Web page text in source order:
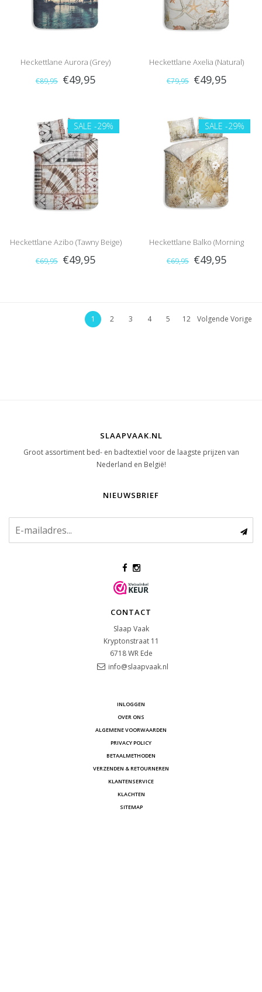
Heckettlane Aurora (Grey)
€89,95 €49,95
Heckettlane Axelia (Natural)
€79,95 €49,95
SALE -29%
Heckettlane Azibo (Tawny Beige)
€69,95 €49,95
SALE -29%
Heckettlane Balko (Morning
€69,95 €49,95
1 2 3 4 5 12 Volgende Vorige
SLAAPVAAK.NL
Groot assortiment bed- en badtextiel voor de laagste prijzen van
Nederland en België!
NIEUWSBRIEF
CONTACT
Slaap Vaak
Kryptonstraat 11
6718 WR Ede
info@slaapvaak.nl
INLOGGEN
OVER ONS
ALGEMENE VOORWAARDEN
PRIVACY POLICY
BETAALMETHODEN
VERZENDEN & RETOURNEREN
KLANTENSERVICE
KLACHTEN
SITEMAP